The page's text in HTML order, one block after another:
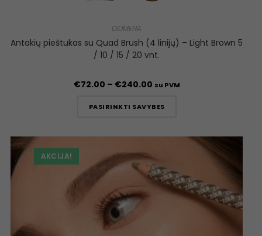
DIDMENA
Antakių pieštukas su Quad Brush (4 linijų) – Light Brown 5
/ 10 / 15 / 20 vnt.
€72.00 – €240.00 su PVM
PASIRINKTI SAVYBES
AKCIJA!